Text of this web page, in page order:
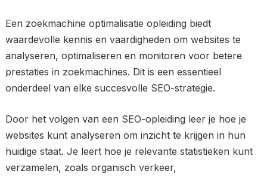
Een zoekmachine optimalisatie opleiding biedt
waardevolle kennis en vaardigheden om websites te
analyseren, optimaliseren en monitoren voor betere
prestaties in zoekmachines. Dit is een essentieel
onderdeel van elke succesvolle SEO-strategie.
Door het volgen van een SEO-opleiding leer je hoe je
websites kunt analyseren om inzicht te krijgen in hun
huidige staat. Je leert hoe je relevante statistieken kunt
verzamelen, zoals organisch verkeer,